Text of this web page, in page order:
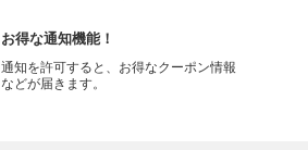
お得な通知機能！
通知を許可すると、お得なクーポン情報
などが届きます。